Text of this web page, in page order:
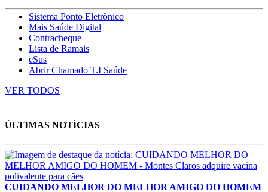
Sistema Ponto Eletrônico
Mais Saúde Digital
Contracheque
Lista de Ramais
eSus
Abrir Chamado T.I Saúde
VER TODOS
ÚLTIMAS NOTÍCIAS
CUIDANDO MELHOR DO MELHOR AMIGO DO HOMEM